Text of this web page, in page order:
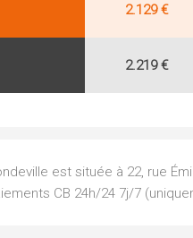
2.129 €
2.219 €
est située à 22, rue
CB 24h/24 7j/7